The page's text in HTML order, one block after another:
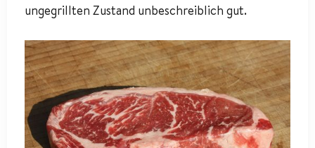
ungegrillten Zustand unbeschreiblich gut.